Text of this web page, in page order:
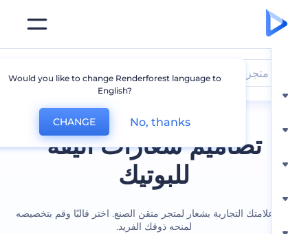
تصاميم شعارات أنيقة
للبوتيك
التجارية بشعار لمتجر متقن الصنع. اختر قالبًا وقم بتخصيصه
لمنحه ذوقك الفريد.
Would you like to change Renderforest language to
CHANGE No, thanks